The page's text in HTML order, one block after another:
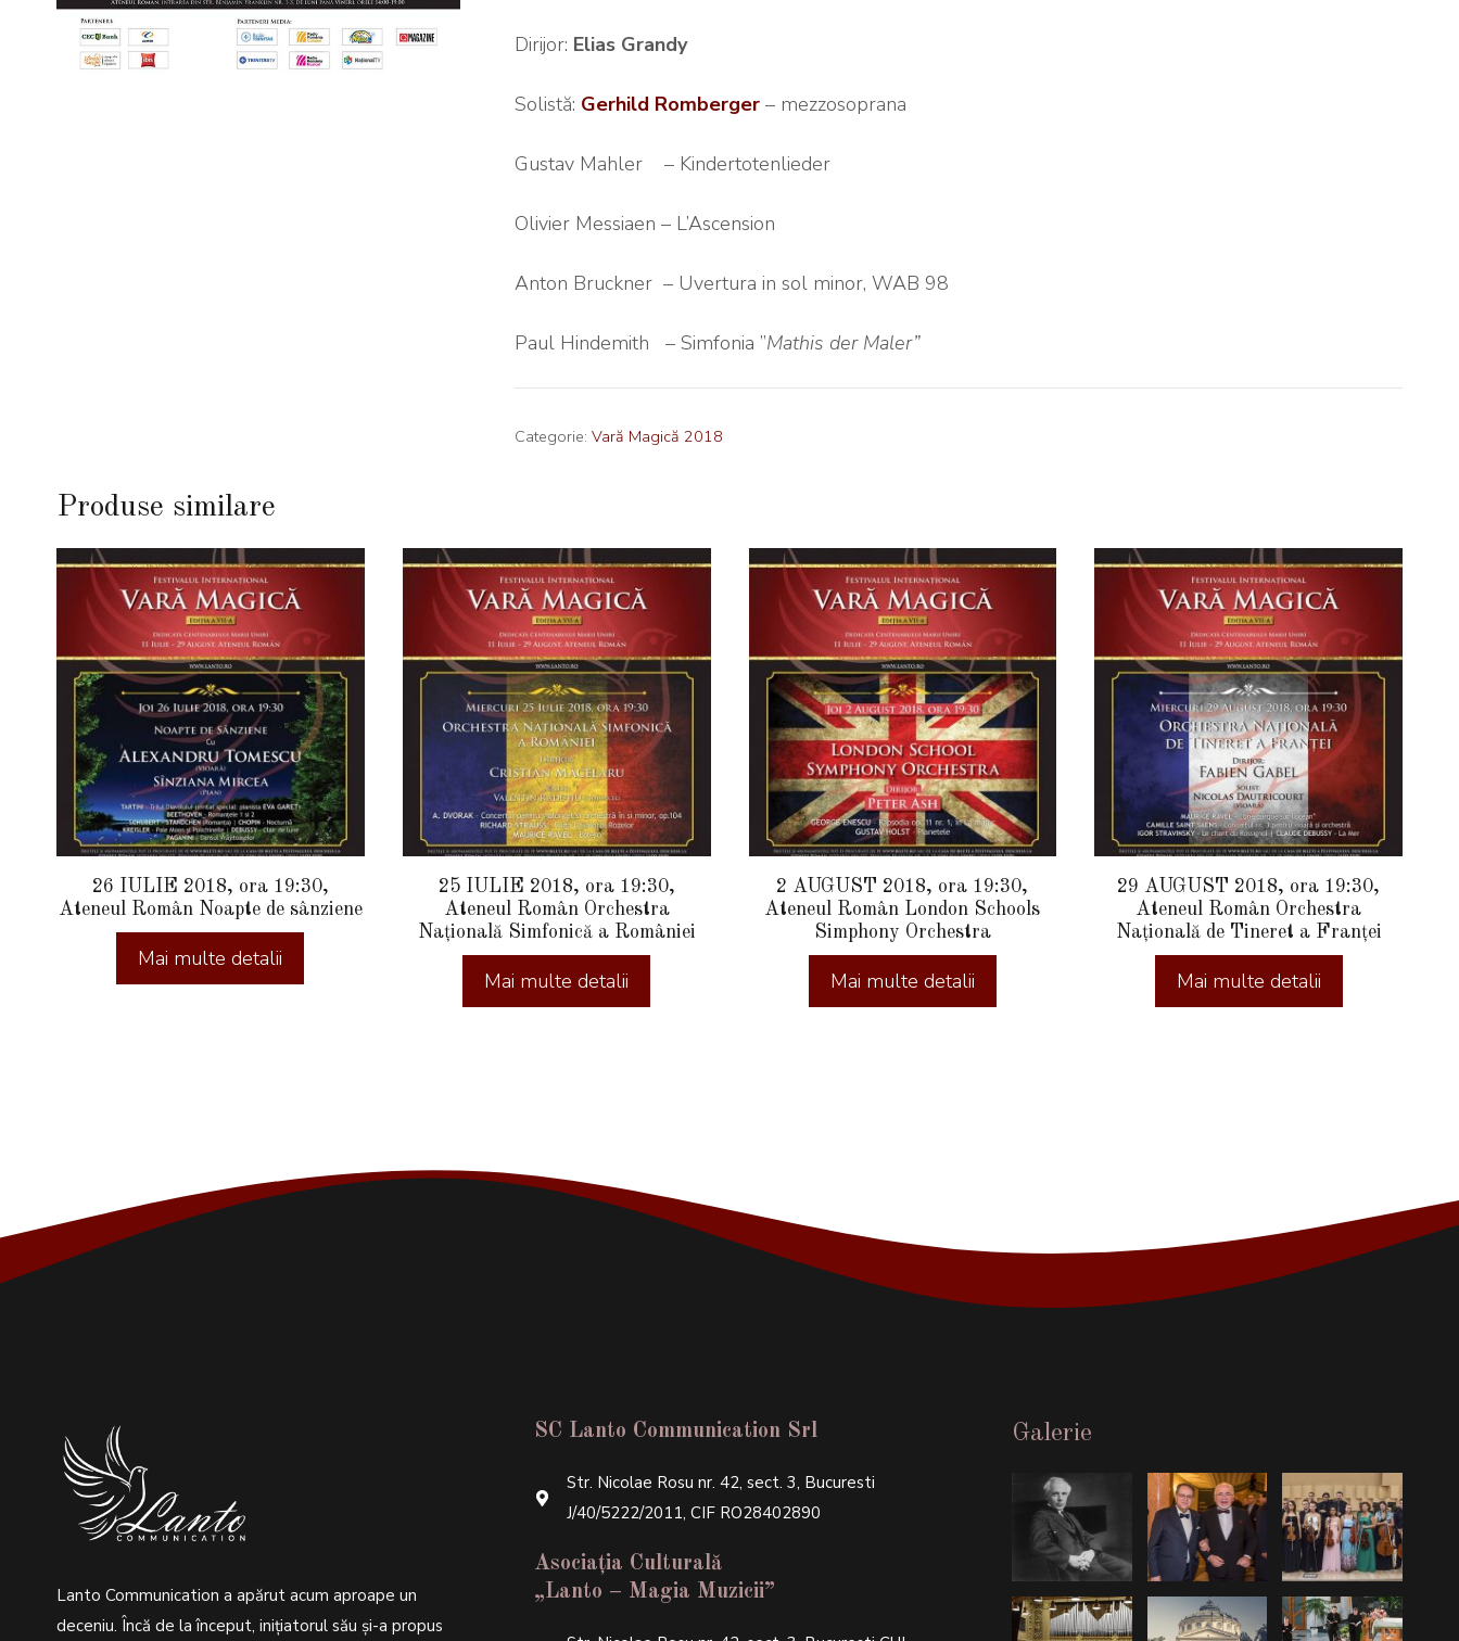
Dirijor: Elias Grandy
Solistă: Gerhild Romberger– mezzosoprana
Gustav Mahler – Kindertotenlieder
Olivier Messiaen – L’Ascension
Anton Bruckner – Uvertura in sol minor, WAB 98
Paul Hindemith – Simfonia ”Mathis der Maler”
Categorie: Vară Magică 2018
Produse similare
26 IULIE 2018, ora 19:30,
Ateneul Român Noapte de sânziene
25 IULIE 2018, ora 19:30,
Ateneul Român Orchestra
Națională Simfonică a României
2 AUGUST 2018, ora 19:30,
Ateneul Român London Schools
Simphony Orchestra
29 AUGUST 2018, ora 19:30,
Ateneul Român Orchestra
Națională de Tineret a Franței
Lanto Communication a apărut acum aproape un
deceniu. Încă de la început, inițiatorul său şi-a propus
SC Lanto Communication Srl
Str. Nicolae Rosu nr. 42, sect. 3, Bucuresti
J/40/5222/2011, CIF RO28402890
Asociația Culturală
„Lanto – Magia Muzicii”
Galerie